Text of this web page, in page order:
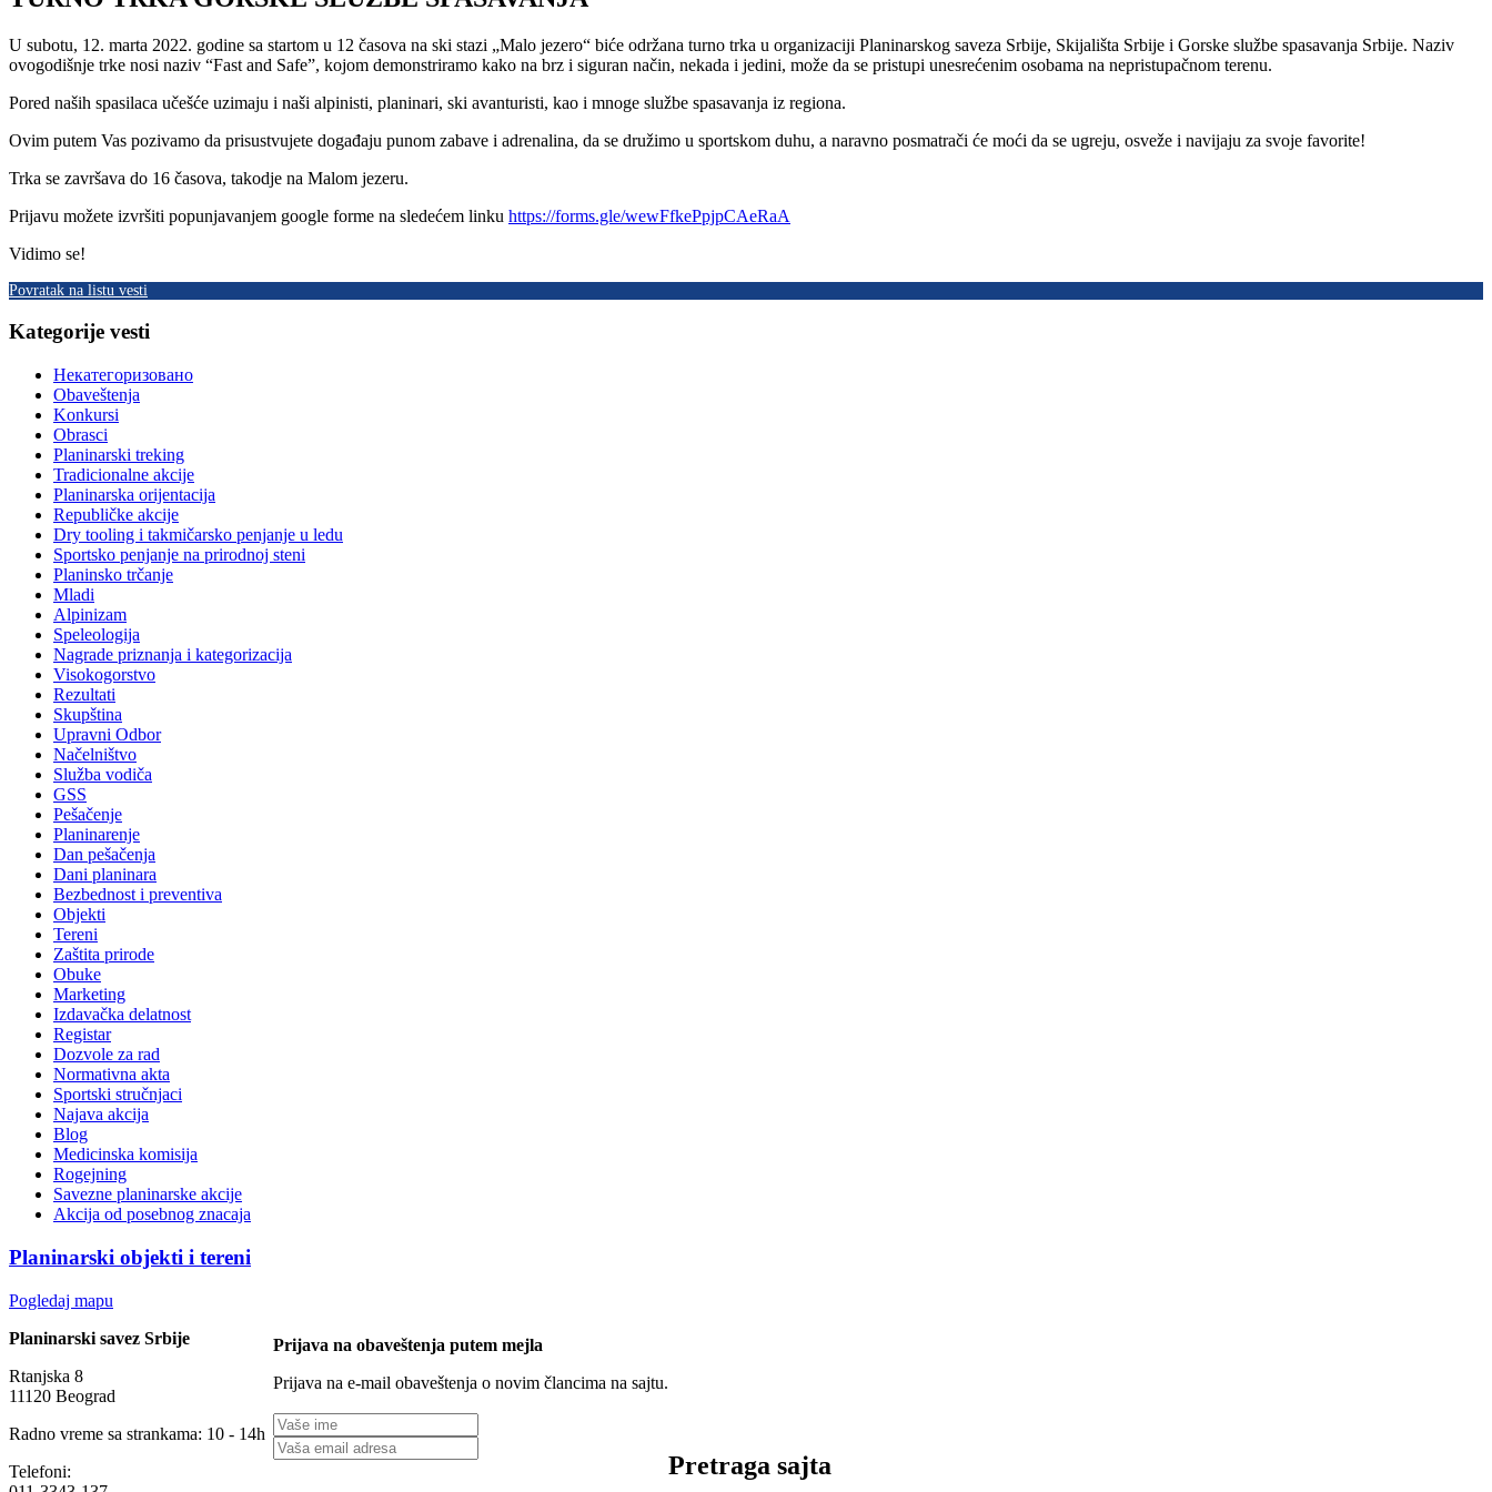
U subotu, 12. marta 2022. godine sa startom u 12 časova na ski stazi „Malo jezero“ biće održana turno trka u organizaciji Planinarskog saveza Srbije, Skijališta Srbije i Gorske službe spasavanja Srbije. Naziv
ovogodišnje trke nosi naziv “Fast and Safe”, kojom demonstriramo kako na brz i siguran način, nekada i jedini, može da se pristupi unesrećenim osobama na nepristupačnom terenu.
Pored naših spasilaca učešće uzimaju i naši alpinisti, planinari, ski avanturisti, kao i mnoge službe spasavanja iz regiona.
Ovim putem Vas pozivamo da prisustvujete događaju punom zabave i adrenalina, da se družimo u sportskom duhu, a naravno posmatrači će moći da se ugreju, osveže i navijaju za svoje favorite!
Trka se završava do 16 časova, takodje na Malom jezeru.
Prijavu možete izvršiti popunjavanjem google forme na sledećem linku https://forms.gle/wewFfkePpjpCAeRaA
Vidimo se!
Povratak na listu vesti
Kategorije vesti
Некатегоризовано
Obaveštenja
Konkursi
Obrasci
Planinarski treking
Tradicionalne akcije
Planinarska orijentacija
Republičke akcije
Dry tooling i takmičarsko penjanje u ledu
Sportsko penjanje na prirodnoj steni
Planinsko trčanje
Mladi
Alpinizam
Speleologija
Nagrade priznanja i kategorizacija
Visokogorstvo
Rezultati
Skupština
Upravni Odbor
Načelništvo
Služba vodiča
GSS
Pešačenje
Planinarenje
Dan pešačenja
Dani planinara
Bezbednost i preventiva
Objekti
Tereni
Zaštita prirode
Obuke
Marketing
Izdavačka delatnost
Registar
Dozvole za rad
Normativna akta
Sportski stručnjaci
Najava akcija
Blog
Medicinska komisija
Rogejning
Savezne planinarske akcije
Akcija od posebnog znacaja
Planinarski objekti i tereni
Pogledaj mapu
Planinarski savez Srbije
Rtanjska 8
11120 Beograd
Radno vreme sa strankama: 10 - 14h
Telefoni:
Prijava na obaveštenja putem mejla
Prijava na e-mail obaveštenja o novim člancima na sajtu.
Pretraga sajta